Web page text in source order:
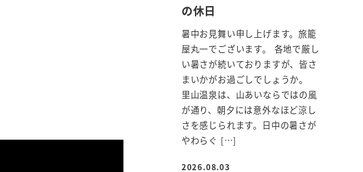
の休日
暑中お見舞い申し上げます。旅籠
屋丸一でございます。 各地で厳し
い暑さが続いておりますが、皆さ
まいかがお過ごしでしょうか。
里山温泉は、山あいならではの風
が通り、朝夕には意外なほど涼し
さを感じられます。日中の暑さが
やわらぐ […]
2026.08.03